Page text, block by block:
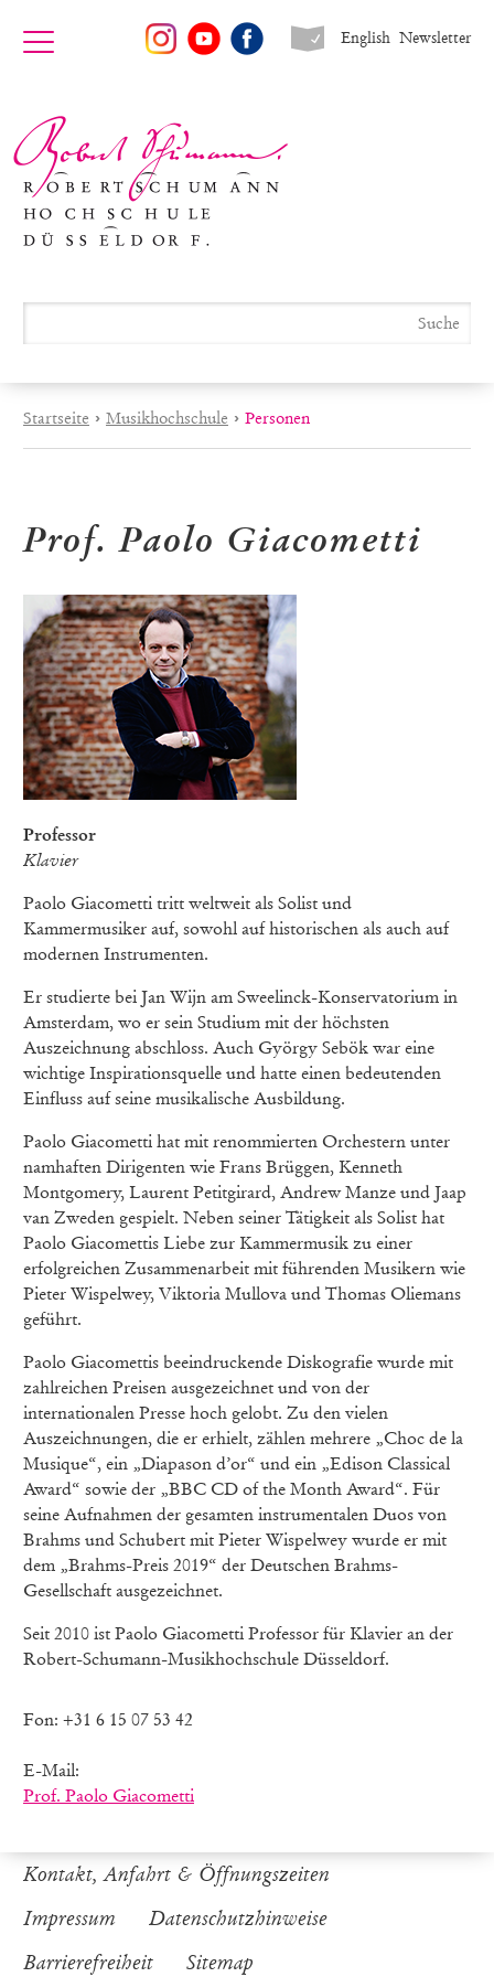
Newsletter
English
Startseite › Musikhochschule › Personen
Prof. Paolo Giacometti
Professor
Klavier
Paolo Giacometti tritt weltweit als Solist und
Kammermusiker auf, sowohl auf historischen als auch auf
modernen Instrumenten.
Er studierte bei Jan Wijn am Sweelinck-Konservatorium in
Amsterdam, wo er sein Studium mit der höchsten
Auszeichnung abschloss. Auch György Sebök war eine
wichtige Inspirationsquelle und hatte einen bedeutenden
Einfluss auf seine musikalische Ausbildung.
Paolo Giacometti hat mit renommierten Orchestern unter
namhaften Dirigenten wie Frans Brüggen, Kenneth
Montgomery, Laurent Petitgirard, Andrew Manze und Jaap
van Zweden gespielt. Neben seiner Tätigkeit als Solist hat
Paolo Giacomettis Liebe zur Kammermusik zu einer
erfolgreichen Zusammenarbeit mit führenden Musikern wie
Pieter Wispelwey, Viktoria Mullova und Thomas Oliemans
geführt.
Paolo Giacomettis beeindruckende Diskografie wurde mit
zahlreichen Preisen ausgezeichnet und von der
internationalen Presse hoch gelobt. Zu den vielen
Auszeichnungen, die er erhielt, zählen mehrere „Choc de la
Musique“, ein „Diapason d’or“ und ein „Edison Classical
Award“ sowie der „BBC CD of the Month Award“. Für
seine Aufnahmen der gesamten instrumentalen Duos von
Brahms und Schubert mit Pieter Wispelwey wurde er mit
dem „Brahms-Preis 2019“ der Deutschen Brahms-
Gesellschaft ausgezeichnet.
Seit 2010 ist Paolo Giacometti Professor für Klavier an der
Robert-Schumann-Musikhochschule Düsseldorf.
Fon: +31 6 15 07 53 42
E-Mail:
Prof. Paolo Giacometti
Kontakt, Anfahrt & Öffnungszeiten
Impressum
Datenschutzhinweise
Barrierefreiheit
Sitemap